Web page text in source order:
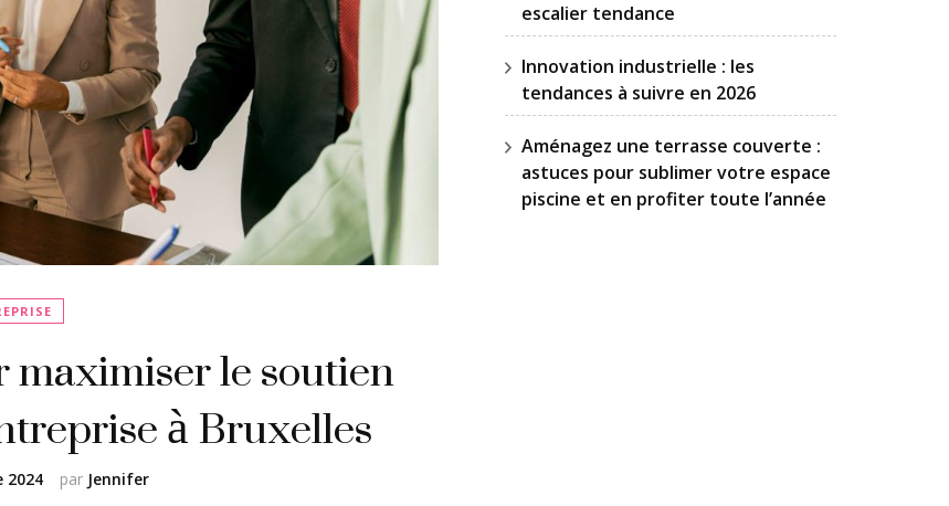
le soutien
à Bruxelles
par Jennifer
2024
escalier tendance
Innovation industrielle : les
tendances à suivre en 2026
Aménagez une terrasse couverte :
astuces pour sublimer votre espace
piscine et en profiter toute l’année